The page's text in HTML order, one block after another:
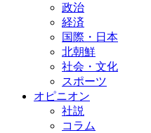
政治
経済
国際・日本
北朝鮮
社会・文化
スポーツ
オピニオン
社説
コラム